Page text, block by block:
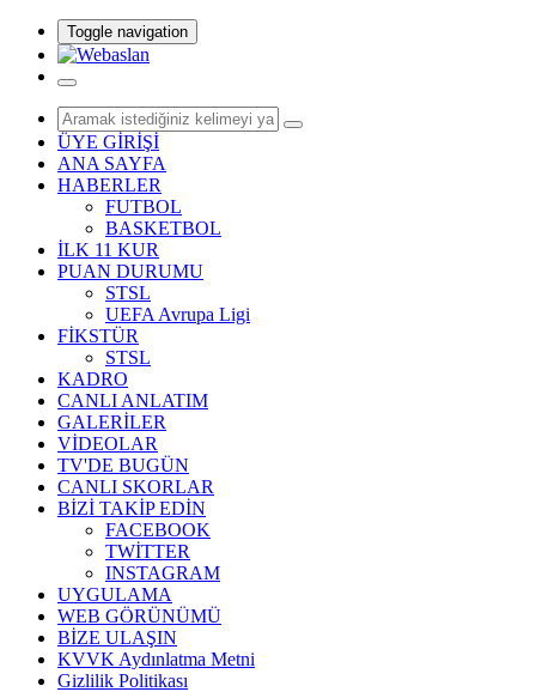
Toggle navigation
ÜYE GİRİŞİ
ANA SAYFA
HABERLER
FUTBOL
BASKETBOL
İLK 11 KUR
PUAN DURUMU
STSL
UEFA Avrupa Ligi
FİKSTÜR
STSL
KADRO
CANLI ANLATIM
GALERİLER
VİDEOLAR
TV'DE BUGÜN
CANLI SKORLAR
BİZİ TAKİP EDİN
FACEBOOK
TWİTTER
INSTAGRAM
UYGULAMA
WEB GÖRÜNÜMÜ
BİZE ULAŞIN
KVVK Aydınlatma Metni
Gizlilik Politikası